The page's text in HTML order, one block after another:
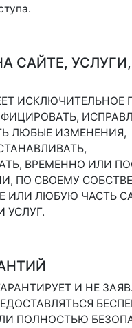
САЙТЕ, УСЛУГИ,
ИСКЛЮЧИТЕЛЬНОЕ
ЛЮБЫЕ ИЗМЕНЕНИЯ,
ВРЕМЕННО ИЛИ
ПО СВОЕМУ
ИЛИ ЛЮБУЮ ЧАСТЬ
УСЛУГ.
И НЕ
ПОЛНОСТЬЮ